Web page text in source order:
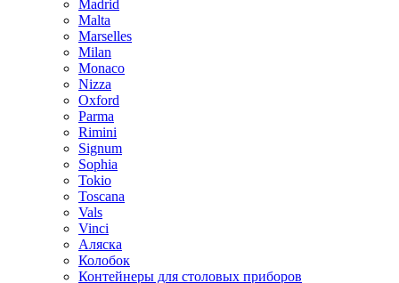
Madrid
Malta
Marselles
Milan
Monaco
Nizza
Oxford
Parma
Rimini
Signum
Sophia
Tokio
Toscana
Vals
Vinci
Аляска
Колобок
Контейнеры для столовых приборов